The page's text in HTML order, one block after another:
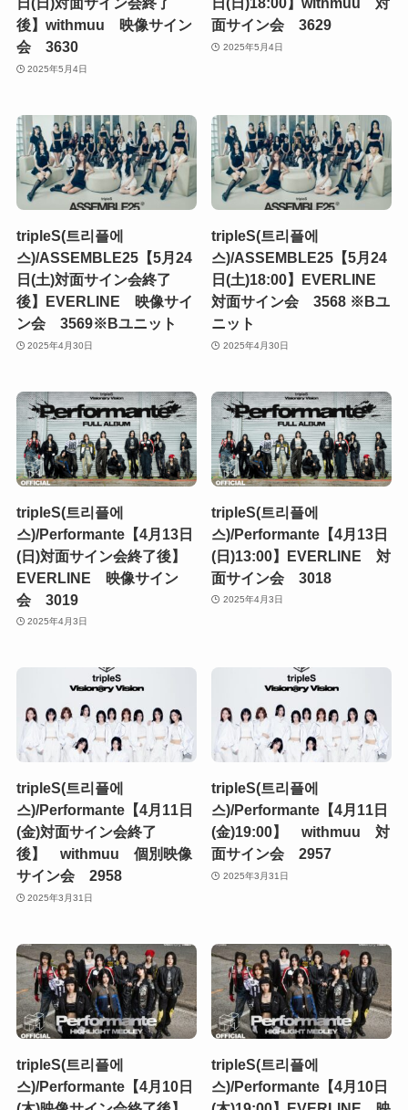
後】withmuu 映像サイン
会 3630
2025年5月4日
面サイン会 3629
2025年5月4日
tripleS(트리플에
스)/ASSEMBLE25【5月24
日(土)対面サイン会終了
後】EVERLINE 映像サイ
ン会 3569※Bユニット
2025年4月30日
tripleS(트리플에
스)/ASSEMBLE25【5月24
日(土)18:00】EVERLINE
対面サイン会 3568 ※Bユ
ニット
2025年4月30日
tripleS(트리플에
스)/Performante【4月13日
(日)対面サイン会終了後】
EVERLINE 映像サイン
会 3019
2025年4月3日
tripleS(트리플에
스)/Performante【4月13日
(日)13:00】EVERLINE 対
面サイン会 3018
2025年4月3日
tripleS(트리플에
스)/Performante【4月11日
(金)対面サイン会終了
後】 withmuu 個別映像
サイン会 2958
2025年3月31日
tripleS(트리플에
스)/Performante【4月11日
(金)19:00】 withmuu 対
面サイン会 2957
2025年3月31日
tripleS(트리플에
스)/Performante【4月10日
tripleS(트리플에
스)/Performante【4月10日